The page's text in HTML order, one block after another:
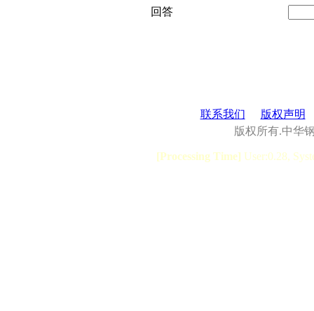
回答
联系我们
版权声明
版权所有.中华
[Processing Time] User:0.28,